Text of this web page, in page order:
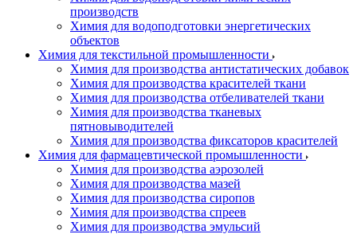
производств
Химия для водоподготовки энергетических
объектов
Химия для текстильной промышленности
Химия для производства антистатических добавок
Химия для производства красителей ткани
Химия для производства отбеливателей ткани
Химия для производства тканевых
пятновыводителей
Химия для производства фиксаторов красителей
Химия для фармацевтической промышленности
Химия для производства аэрозолей
Химия для производства мазей
Химия для производства сиропов
Химия для производства спреев
Химия для производства эмульсий